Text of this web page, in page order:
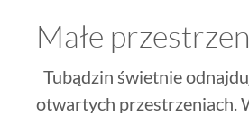
Małe
Tubądzin świetnie
otwartych przestrzeniach.